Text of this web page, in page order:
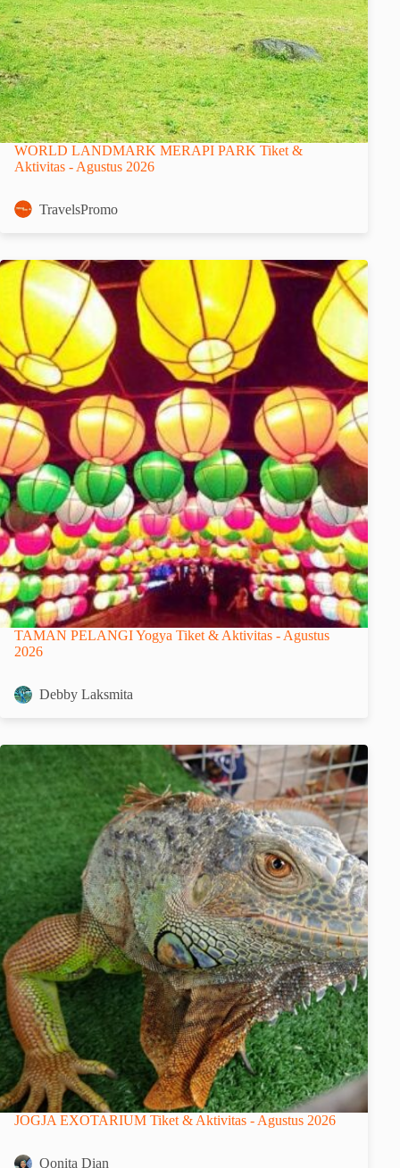
WORLD LANDMARK MERAPI PARK Tiket &
Aktivitas - Agustus 2026
TravelsPromo
TAMAN PELANGI Yogya Tiket & Aktivitas - Agustus
2026
Debby Laksmita
JOGJA EXOTARIUM Tiket & Aktivitas - Agustus 2026
Qonita Dian